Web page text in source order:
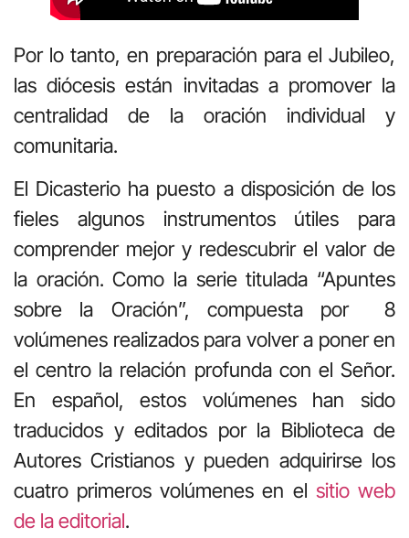
Por lo tanto, en preparación para el Jubileo,
las diócesis están invitadas a promover la
centralidad de la oración individual y
comunitaria.
El Dicasterio ha puesto a disposición de los
fieles algunos instrumentos útiles para
comprender mejor y redescubrir el valor de
la oración. Como la serie titulada “Apuntes
sobre la Oración”, compuesta por 8
volúmenes realizados para volver a poner en
el centro la relación profunda con el Señor.
En español, estos volúmenes han sido
traducidos y editados por la Biblioteca de
Autores Cristianos y pueden adquirirse los
cuatro primeros volúmenes en el sitio web
de la editorial.